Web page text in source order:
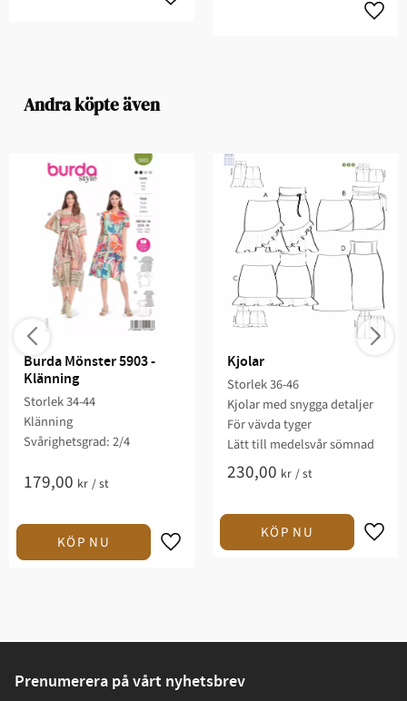
Andra köpte även
Burda Mönster 5903 -
Klänning
Storlek 34-44
Klänning
Svårighetsgrad: 2/4​
179,00 kr /st
Kjolar
Storlek 36-46​
Kjolar med snygga detaljer​
För vävda tyger​
​Lätt till medelsvår sömnad​​
230,00 kr /st
Prenumerera på vårt nyhetsbrev